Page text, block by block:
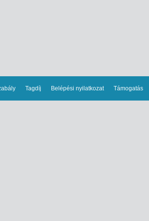
Tagdíj Belépési nyilatkozat Támogatás